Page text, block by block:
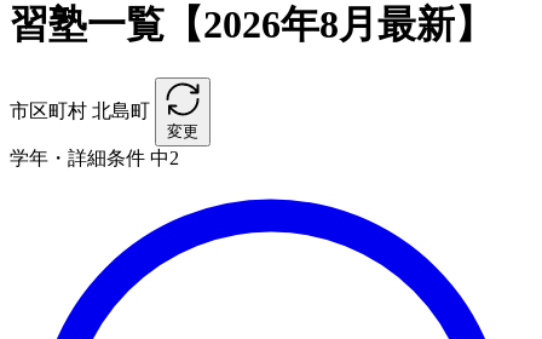
習塾一覧【2026年8月最新】
市区町村 北島町
変更
学年・詳細条件 中2